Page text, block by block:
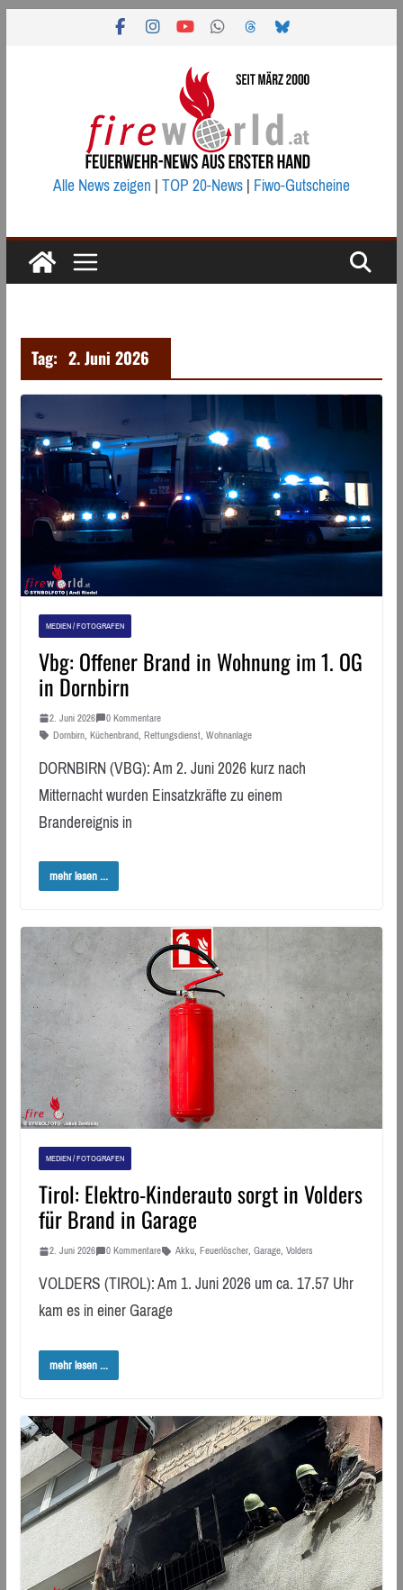
Alle News zeigen|TOP 20-News|Fiwo-Gutscheine
Tag: 2. Juni 2026
MEDIEN / FOTOGRAFEN
Vbg: Offener Brand in Wohnung im 1. OG
in Dornbirn
2. Juni 2026
0 Kommentare
Dornbirn, Küchenbrand, Rettungsdienst, Wohnanlage
DORNBIRN (VBG): Am 2. Juni 2026 kurz nach
Mitternacht wurden Einsatzkräfte zu einem
Brandereignis in
mehr lesen ...
MEDIEN / FOTOGRAFEN
Tirol: Elektro-Kinderauto sorgt in Volders
für Brand in Garage
2. Juni 2026 0 Kommentare Akku, Feuerlöscher, Garage, Volders
VOLDERS (TIROL): Am 1. Juni 2026 um ca. 17.57 Uhr
kam es in einer Garage
mehr lesen ...